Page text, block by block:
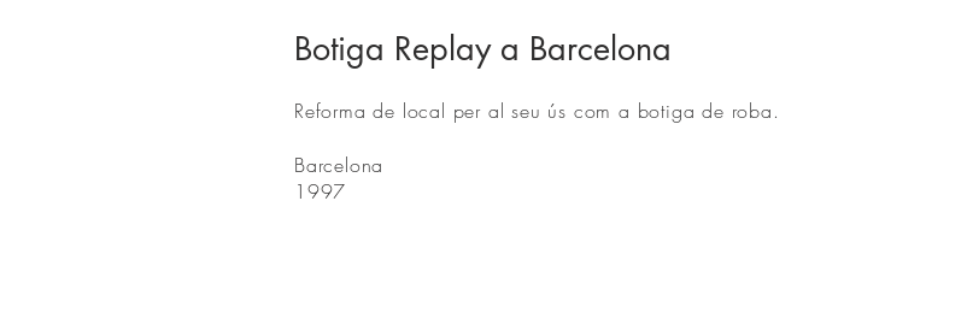
Botiga Replay a Barcelona
Reforma de local per al seu ús com a botiga de roba.
Barcelona
1997